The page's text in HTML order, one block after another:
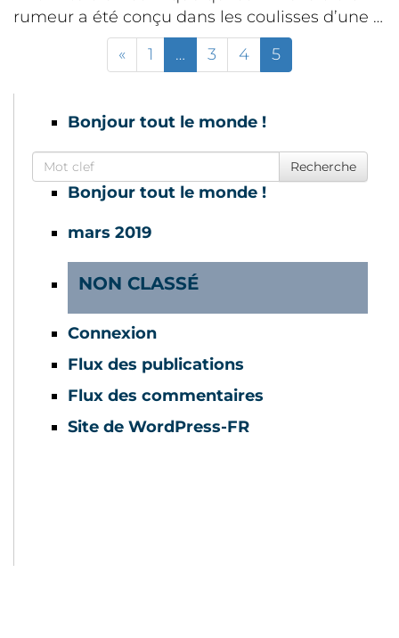
rumeur a été conçu dans les coulisses d’une …
«
1 … 3 4 5
Bonjour tout le monde !
Search for Recherche
Bonjour tout le monde !
mars 2019
NON CLASSÉ
Connexion
Flux des publications
Flux des commentaires
Site de WordPress-FR